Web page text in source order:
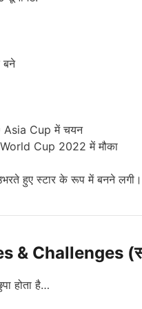
बने
Asia Cup में चयन
Cup 2022 में मौका
हुए स्टार के रूप में बनने लगी।
& Challenges
होता है…